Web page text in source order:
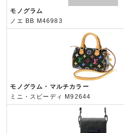
モノグラム
ノエ BB M46983
モノグラム・マルチカラー
ミニ・スピーディ M92644